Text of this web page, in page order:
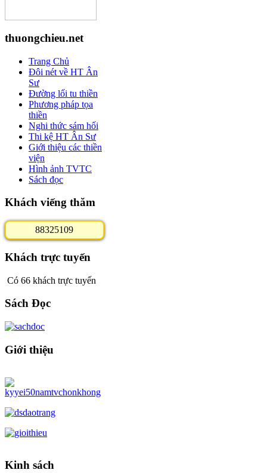
thuongchieu.net
Trang Chủ
Đôi nét về HT Ân
Sư
Đường lối tu thiền
Phương pháp tọa
thiền
Nghi thức sám hối
Thi kệ HT Ân Sư
Giới thiệu các thiền
viện
Hình ảnh TVTC
Sách đọc
Khách viếng thăm
88325109
Khách trực tuyến
Có 66 khách trực tuyến
Sách Đọc
Giới thiệu
Kinh sách